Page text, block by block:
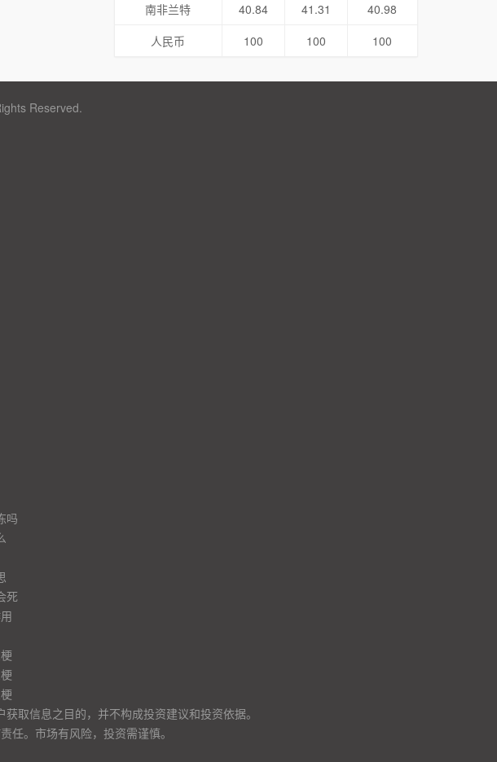
南非兰特
40.84 41.31
40.98
人民币
100 100 100
Reserved.
吗
死
取信息之目的，并不构成投资建议和投资依据。
任。市场有风险，投资需谨慎。